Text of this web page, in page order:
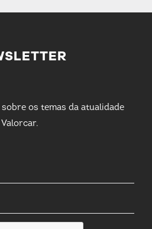
os temas da atualidade
Valorcar.